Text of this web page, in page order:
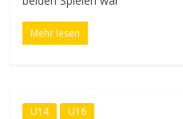
Mehr lesen
U14 U16